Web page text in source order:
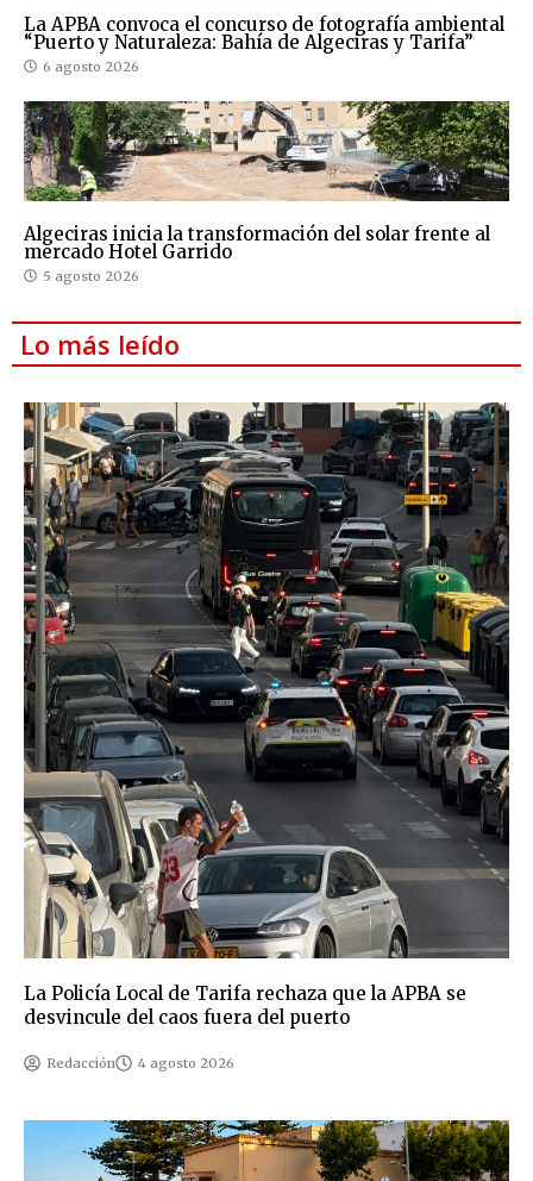
La APBA convoca el concurso de fotografía ambiental
“Puerto y Naturaleza: Bahía de Algeciras y Tarifa”
6 agosto 2026
Algeciras inicia la transformación del solar frente al
mercado Hotel Garrido
5 agosto 2026
Lo más leído
La Policía Local de Tarifa rechaza que la APBA se
desvincule del caos fuera del puerto
Redacción 4 agosto 2026